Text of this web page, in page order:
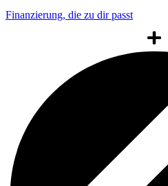
Finanzierung, die zu dir passt